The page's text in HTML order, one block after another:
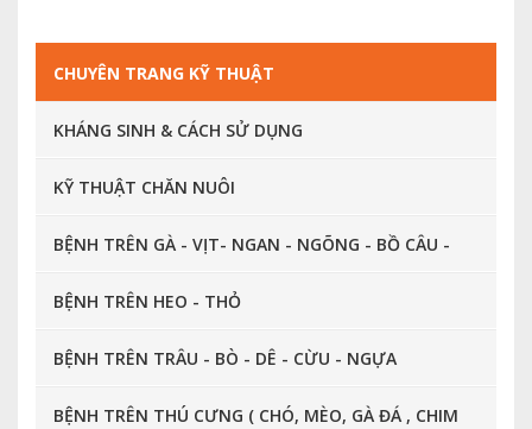
CHUYÊN TRANG KỸ THUẬT
KHÁNG SINH & CÁCH SỬ DỤNG
KỸ THUẬT CHĂN NUÔI
BỆNH TRÊN GÀ - VỊT- NGAN - NGÕNG - BỒ CÂU -
CHIM CÚT ...
BỆNH TRÊN HEO - THỎ
BỆNH TRÊN TRÂU - BÒ - DÊ - CỪU - NGỰA
BỆNH TRÊN THÚ CƯNG ( CHÓ, MÈO, GÀ ĐÁ , CHIM